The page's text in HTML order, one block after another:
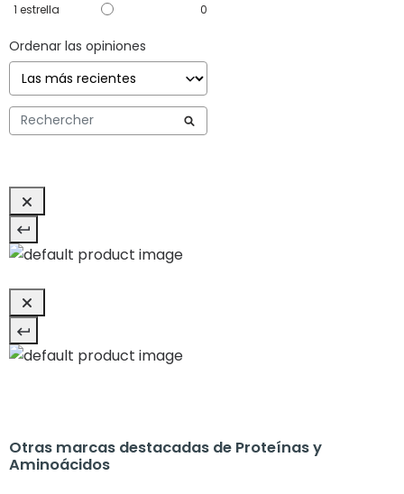
1 estrella 0
Ordenar las opiniones
Otras marcas destacadas de Proteínas y
Aminoácidos